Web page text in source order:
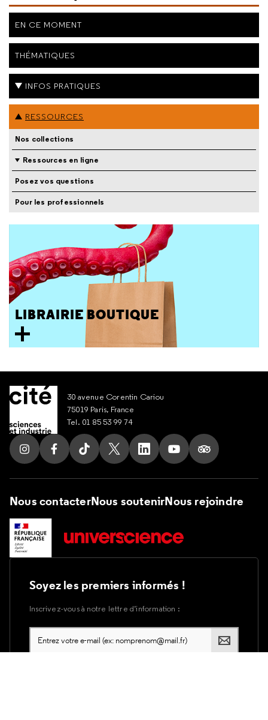
EN CE MOMENT
THÉMATIQUES
INFOS PRATIQUES
RESSOURCES
Nos collections
Ressources en ligne
Posez vos questions
Pour les professionnels
LIBRAIRIE BOUTIQUE
30 avenue Corentin Cariou
75019 Paris, France
Tel. 01 85 53 99 74
Suivez nous sur Instagram
Suivez nous sur Facebook
Suivez nous sur Tik Tok
Suivez nous sur X
Suivez nous sur LinkedIn
Suivez nous sur
Suivez nous
Nous contacterNous soutenirNous rejoindre
Soyez les premiers informés !
Inscrivez-vous à notre lettre d’information :